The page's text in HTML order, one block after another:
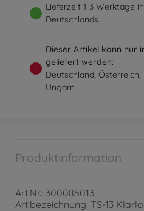
Lieferzeit 1-3 Werktage
Deutschlands.
!
Dieser Artikel kann nur
geliefert werden:
Deutschland,
Ungarn
Produktinformation
Art.Nr.: 300085013
Art.bezeichnung: TS-13